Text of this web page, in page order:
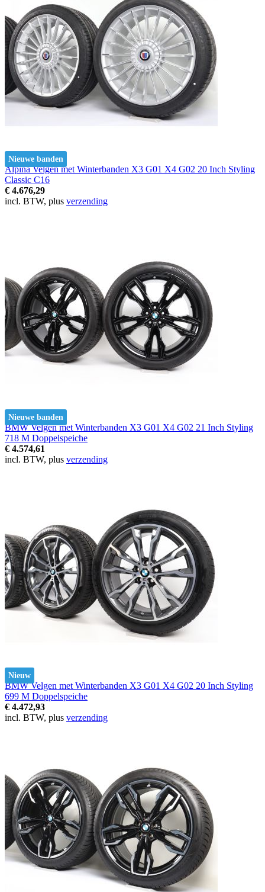
Nieuwe banden
Alpina Velgen met Winterbanden X3 G01 X4 G02 20 Inch Styling
Classic C16
€ 4.676,29
incl. BTW, plus verzending
Nieuwe banden
BMW Velgen met Winterbanden X3 G01 X4 G02 21 Inch Styling
718 M Doppelspeiche
€ 4.574,61
incl. BTW, plus verzending
Nieuw
BMW Velgen met Winterbanden X3 G01 X4 G02 20 Inch Styling
699 M Doppelspeiche
€ 4.472,93
incl. BTW, plus verzending